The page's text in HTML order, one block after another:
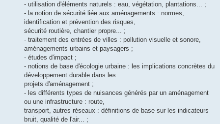
- utilisation d'éléments naturels : eau, végétation, plantations... ;
- la notion de sécurité liée aux aménagements : normes,
identification et prévention des risques,
sécurité routière, chantier propre... ;
- traitement des entrées de villes : pollution visuelle et sonore,
aménagements urbains et paysagers ;
- études d'impact ;
- notions de base d'écologie urbaine : les implications concrètes du
développement durable dans les
projets d'aménagement ;
- les différents types de nuisances générés par un aménagement
ou une infrastructure : route,
transport, autres réseaux : définitions de base sur les indicateurs
bruit, qualité de l'air... ;